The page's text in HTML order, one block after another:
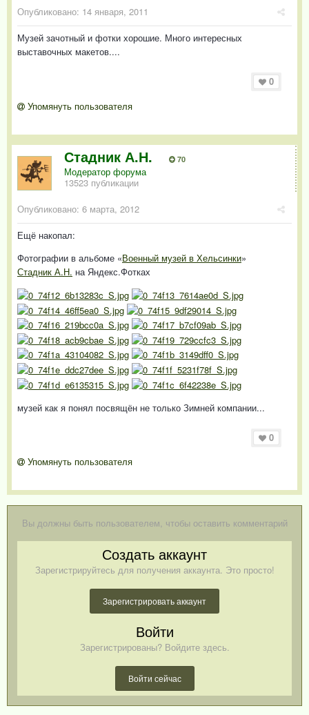
Опубликовано: 14 января, 2011
Музей зачотный и фотки хорошие. Много интересных
выставочных макетов....
0
Упомянуть пользователя
Стадник А.Н. 70
Модератор форума
13523 публикации
Опубликовано: 6 марта, 2012
Ещё накопал:
Фотографии в альбоме «Военный музей в Хельсинки»
Стадник А.Н. на Яндекс.Фотках
музей как я понял посвящён не только Зимней компании...
0
Упомянуть пользователя
Вы должны быть пользователем, чтобы оставить комментарий
Создать аккаунт
Зарегистрируйтесь для получения аккаунта. Это просто!
Зарегистрировать аккаунт
Войти
Зарегистрированы? Войдите здесь.
Войти сейчас